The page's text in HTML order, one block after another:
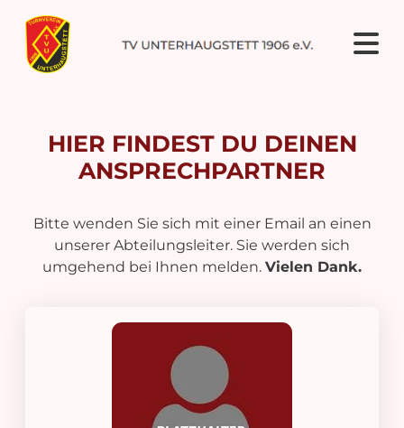
HIER FINDEST DU DEINEN
ANSPRECHPARTNER
Bitte wenden Sie sich mit einer Email an einen
unserer Abteilungsleiter. Sie werden sich
umgehend bei Ihnen melden. Vielen Dank.